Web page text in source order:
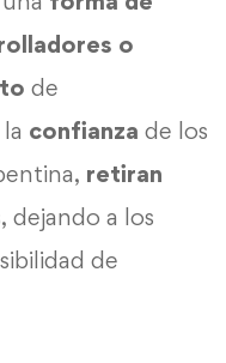
o
de
confianza de los
retiran
dejando a los
de